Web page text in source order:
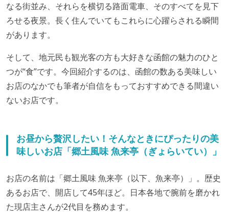
なる街並み、それらを横切る路面電車、そのすべてを見下
ろせる夜景。長く住んでいてもこれらに心躍らされる瞬間
があります。
そして、地元民も観光客の方も大好きな函館の魅力のひと
つが“食”です。今回紹介するのは、函館の数ある美味しい
お店のなかでも筆者が自信をもっておすすめできる間違い
ないお店です。
お昼から贅沢したい！そんなときにぴったりの美
味しいお店「郷土風味 魚来亭（ぎょらいてい）」
お店の名前は「郷土風味 魚来亭（以下、魚来亭）」。歴史
あるお店で、開店して45年ほど。日本各地で腕前を磨かれ
た現店主さんが2代目を務めます。